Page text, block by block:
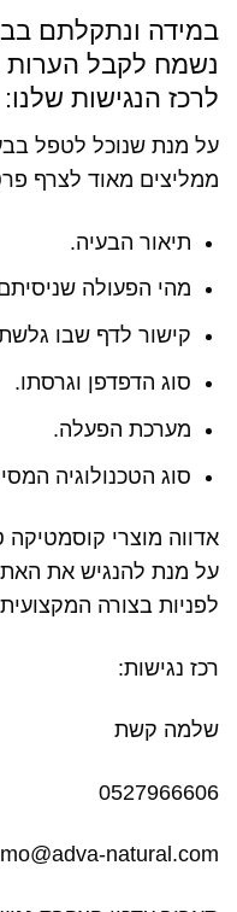
במידה ונתקלתם
נשמח לקבל הערות
לרכז הנגישות שלנו:
על מנת שנוכל לטפל
ממליצים מאוד לצרף
תיאור הבעיה.
מהי הפעולה
קישור לדף שבו
סוג הדפדפן וגרסתו.
מערכת הפעלה.
סוג הטכנולוגיה
אדווה מוצרי
על מנת להנגיש את
לפניות בצורה
רכז נגישות:
שלמה קשת
0527966606
natural.com